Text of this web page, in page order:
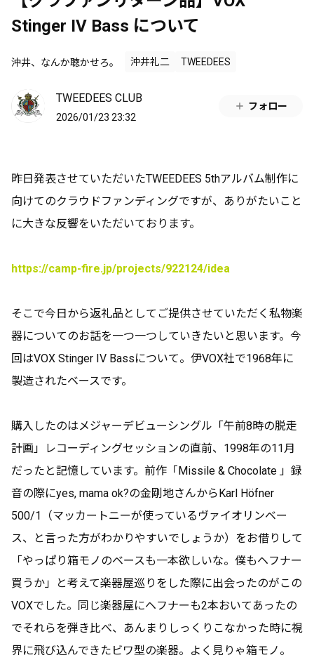
Stinger IV Bass について
沖井、なんか聴かせろ。 沖井礼二 TWEEDEES
TWEEDEES CLUB
2026/01/23 23:32
フォロー
昨日発表させていただいたTWEEDEES 5thアルバム制作に
向けてのクラウドファンディングですが、ありがたいこと
に大きな反響をいただいております。
https://camp-fire.jp/projects/922124/idea
そこで今日から返礼品としてご提供させていただく私物楽
器についてのお話を一つ一つしていきたいと思います。今
回はVOX Stinger IV Bassについて。伊VOX社で1968年に
製造されたベースです。
購入したのはメジャーデビューシングル「午前8時の脱走
計画」レコーディングセッションの直前、1998年の11月
だったと記憶しています。前作「Missile & Chocolate 」録
音の際にyes, mama ok?の金剛地さんからKarl Höfner
500/1（マッカートニーが使っているヴァイオリンベー
ス、と言った方がわかりやすいでしょうか）をお借りして
「やっぱり箱モノのベースも一本欲しいな。僕もヘフナー
買うか」と考えて楽器屋巡りをした際に出会ったのがこの
VOXでした。同じ楽器屋にヘフナーも2本おいてあったの
でそれらを弾き比べ、あんまりしっくりこなかった時に視
界に飛び込んできたビワ型の楽器。よく見りゃ箱モノ。